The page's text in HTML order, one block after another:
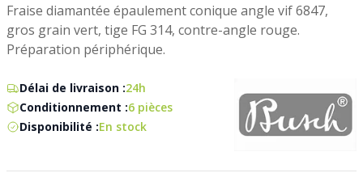
Fraise diamantée épaulement conique angle vif 6847,
gros grain vert, tige FG 314, contre-angle rouge.
Préparation périphérique.
Délai de livraison :24h
Conditionnement :6 pièces
Disponibilité :En stock